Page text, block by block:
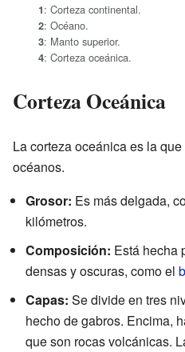
1: Corteza continental.
2: Océano.
3: Manto superior.
4: Corteza oceánica.
Corteza Oceánica
La corteza oceánica es la
océanos.
Grosor: Es más delgada,
kilómetros.
Composición: Está hecha
densas y oscuras, como el
Capas: Se divide en tres
hecho de gabros. Encima,
que son rocas volcánicas.